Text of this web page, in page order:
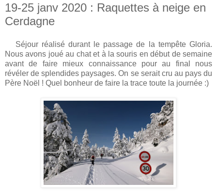
19-25 janv 2020 : Raquettes à neige en
Cerdagne
Séjour réalisé durant le passage de la tempête Gloria.
Nous avons joué au chat et à la souris en début de semaine
avant de faire mieux connaissance pour au final nous
révéler de splendides paysages. On se serait cru au pays du
Père Noël ! Quel bonheur de faire la trace toute la journée :)